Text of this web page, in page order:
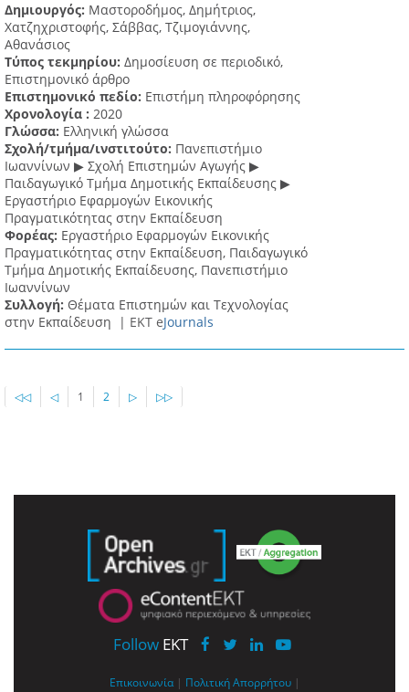
Δημιουργός: Μαστοροδήμος, Δημήτριος,
Χατζηχριστοφής, Σάββας, Τζιμογιάννης,
Αθανάσιος
Τύπος τεκμηρίου: Δημοσίευση σε περιοδικό,
Επιστημονικό άρθρο
Επιστημονικό πεδίο: Επιστήμη πληροφόρησης
Χρονολογία : 2020
Γλώσσα: Ελληνική γλώσσα
Σχολή/τμήμα/ινστιτούτο: Πανεπιστήμιο
Ιωαννίνων ▶ Σχολή Επιστημών Αγωγής ▶
Παιδαγωγικό Τμήμα Δημοτικής Εκπαίδευσης ▶
Eργαστήριο Εφαρμογών Eικονικής
Πραγματικότητας στην Εκπαίδευση
Φορέας: Εργαστήριο Εφαρμογών Εικονικής
Πραγματικότητας στην Εκπαίδευση, Παιδαγωγικό
Τμήμα Δημοτικής Εκπαίδευσης, Πανεπιστήμιο
Ιωαννίνων
Συλλογή: Θέματα Επιστημών και Τεχνολογίας
στην Εκπαίδευση | ΕΚΤ eJournals
◁◁ ◁ 1 2 ▷ ▷▷
Follow EKT
Επικοινωνία | Πολιτική Απορρήτου |